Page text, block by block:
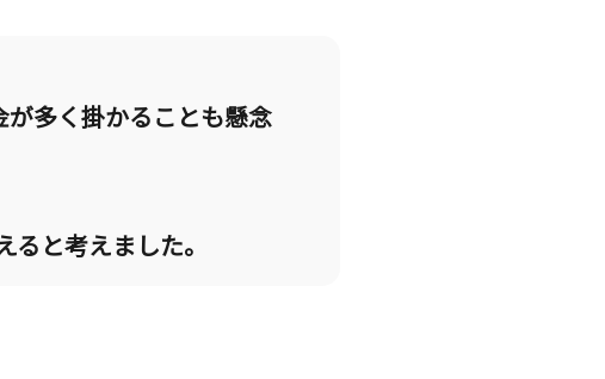
が多く掛かることも懸念
と考えました。